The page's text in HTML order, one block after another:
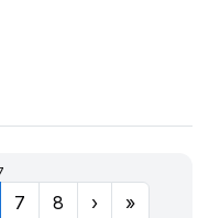
7 8 › »